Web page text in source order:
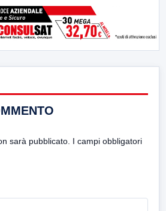
sarà pubblicato. I campi obbligatori